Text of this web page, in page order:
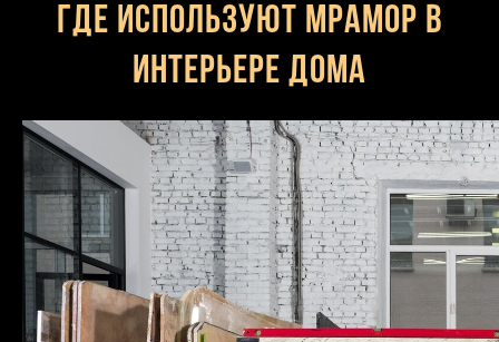
Где используют мрамор в
интерьере дома